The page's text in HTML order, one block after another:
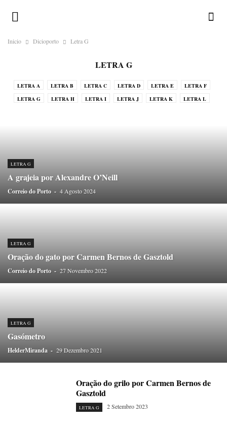
Inicio Dicioporto Letra G
LETRA G
LETRA A LETRA B LETRA C LETRA D LETRA E
LETRA F
LETRA G
LETRA H LETRA I LETRA J LETRA K
LETRA L
LETRA G
A grajeia por Alexandre O’Neill
Correio do Porto - 4 Agosto 2024
LETRA G
Oração do gato por Carmen Bernos de Gasztold
Correio do Porto - 27 Novembro 2022
LETRA G
Gasómetro
HelderMiranda - 29 Dezembro 2021
Oração do grilo por Carmen Bernos de
Gasztold
LETRA G 2 Setembro 2023